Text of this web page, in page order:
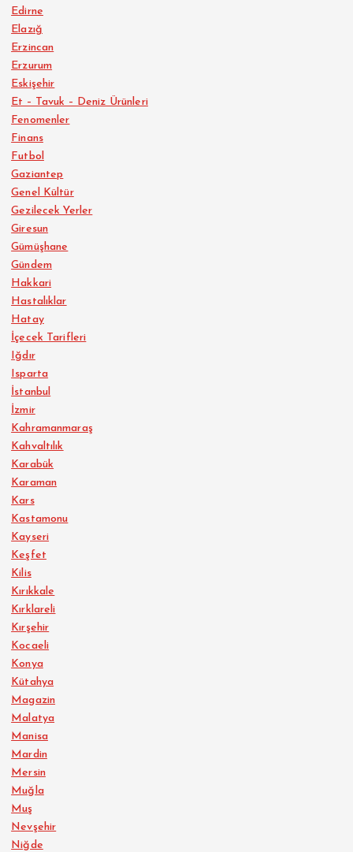
Edirne
Elazığ
Erzincan
Erzurum
Eskişehir
Et – Tavuk – Deniz Ürünleri
Fenomenler
Finans
Futbol
Gaziantep
Genel Kültür
Gezilecek Yerler
Giresun
Gümüşhane
Gündem
Hakkari
Hastalıklar
Hatay
İçecek Tarifleri
Iğdır
Isparta
İstanbul
İzmir
Kahramanmaraş
Kahvaltılık
Karabük
Karaman
Kars
Kastamonu
Kayseri
Keşfet
Kilis
Kırıkkale
Kırklareli
Kırşehir
Kocaeli
Konya
Kütahya
Magazin
Malatya
Manisa
Mardin
Mersin
Muğla
Muş
Nevşehir
Niğde